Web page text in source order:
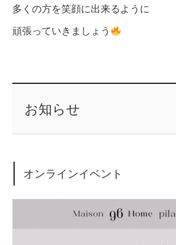
多くの方を笑顔に出来るように
頑張っていきましょう
お知らせ
オンラインイベント